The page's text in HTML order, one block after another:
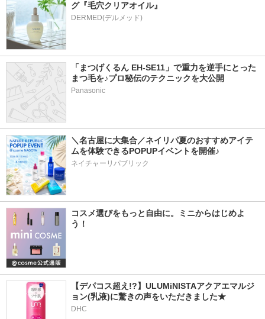
グ『毛穴クリアオイル』
「まつげくるん EH-SE11」で重力を逆手にとった
まつ毛を♪プロ秘伝のテクニックを大公開
Panasonic
＼名古屋に大集合／ネイリパ夏のおすすめアイテ
ムを体験できるPOPUPイベントを開催♪
ネイチャーリパブリック
コスメ選びをもっと自由に。ミニからはじめよ
う！
【デパコス超え!?】ULUMiNISTAアクアエマルジ
ョン(乳液)に驚きの声をいただきました★
DHC